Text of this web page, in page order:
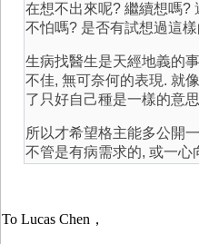
在想不出來呢? 繼續想嗎?
不怕嗎? 是否有試想過這
生病找醫生是天經地義的
不佳, 無可奈何的表現. 就
了只好自己種是一樣的意
所以才希望格主能多公開
不管是有病需求的, 或一心
To Lucas Chen，